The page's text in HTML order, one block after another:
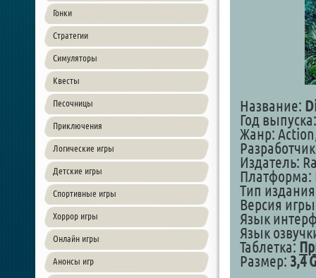
Гонки
Стратегии
Симуляторы
Квесты
Песочницы
Приключения
Логические игры
Детские игры
Спортивные игры
Хоррор игры
Онлайн игры
Анонсы игр
Название:
Год
Жанр:
Издатель:
Платформа:
Тип
Версия
Язык
Язык
Таблетка:
Размер: 3,4